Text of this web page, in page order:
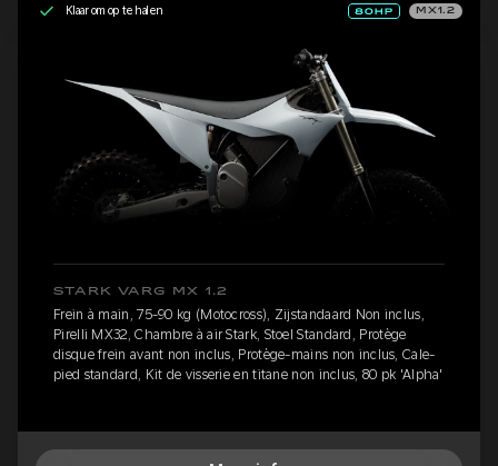
Klaar om op te halen MX1.2
STARK VARG MX 1.2
Frein à main, 75-90 kg (Motocross), Zijstandaard Non inclus,
Pirelli MX32, Chambre à air Stark, Stoel Standard, Protège
disque frein avant non inclus, Protège-mains non inclus, Cale-
pied standard, Kit de visserie en titane non inclus, 80 pk 'Alpha'